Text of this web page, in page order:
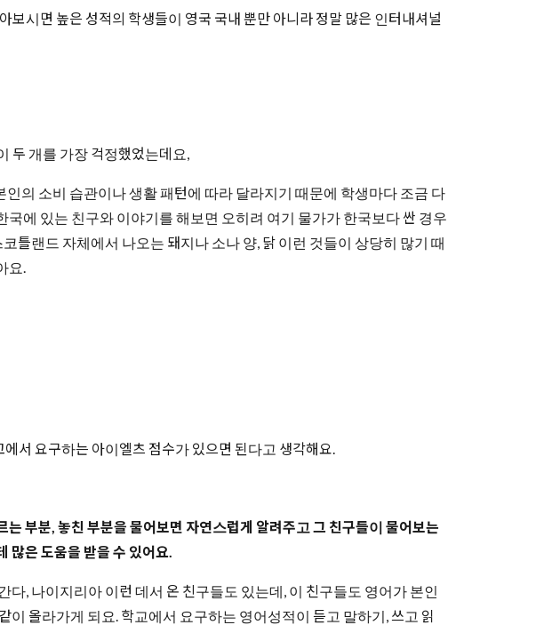
시면 높은 성적의 학생들이 영국 국내 뿐만 아니라 정말 많은 인터내셔널
두 개를 가장 걱정했었는데요,
의 소비 습관이나 생활 패턴에 따라 달라지기 때문에 학생마다 조금 다
에 있는 친구와 이야기를 해보면 오히려 여기 물가가 한국보다 싼 경우
틀랜드 자체에서 나오는 돼지나 소나 양, 닭 이런 것들이 상당히 많기 때
요.
서 요구하는 아이엘츠 점수가 있으면 된다고 생각해요.
부분, 놓친 부분을 물어보면 자연스럽게 알려주고 그 친구들이 물어보는
많은 도움을 받을 수 있어요.
, 나이지리아 이런 데서 온 친구들도 있는데, 이 친구들도 영어가 본인
올라가게 되요. 학교에서 요구하는 영어성적이 듣고 말하기, 쓰고 읽